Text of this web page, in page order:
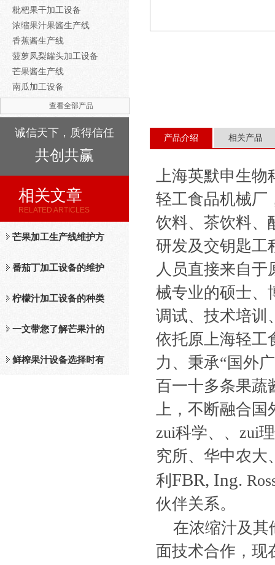
枇杷果干加工设备
浓缩果汁果酱生产线
香蕉酱生产线
菠萝凤梨罐头加工设备
芒果酱生产线
南瓜加工设备
查看全部产品
诚信天下，质得信任
共创共赢
相关文章
RELATED ARTICLES
芒果加工生产线维护方
法
番茄丁加工设备的维护
保养措施分析
柠檬汁加工设备的种类
及工作原理介绍
一文带您了解芒果汁的
整套设备和工作流程
鲜榨果汁设备选择时有
产品介绍 相关产品
上海英默申生物
轻工食品机械厂
饮料、茶饮料、
研发及交钥匙工
人员直接来自
械专业的硕士、
调试、技术培训
依托原上海轻工
力、秉承“国外
百一十多条果蔬
上，不断融合国
zui科学、、zui
究所、华中农大
利 FBR, Ing.
伙伴关系。
在浓缩汁及其
面技术合作，现